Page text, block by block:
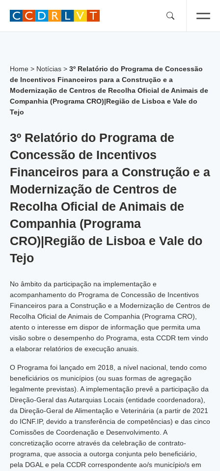
Home > Notícias > 3º Relatório do Programa de Concessão
de Incentivos Financeiros para a Construção e a
Modernização de Centros de Recolha Oficial de Animais de
Companhia (Programa CRO)|Região de Lisboa e Vale do
Tejo
3º Relatório do Programa de
Concessão de Incentivos
Financeiros para a Construção e a
Modernização de Centros de
Recolha Oficial de Animais de
Companhia (Programa
CRO)|Região de Lisboa e Vale do
Tejo
No âmbito da participação na implementação e
acompanhamento do Programa de Concessão de Incentivos
Financeiros para a Construção e a Modernização de Centros de
Recolha Oficial de Animais de Companhia (Programa CRO),
atento o interesse em dispor de informação que permita uma
visão sobre o desempenho do Programa, esta CCDR tem vindo
a elaborar relatórios de execução anuais.
O Programa foi lançado em 2018, a nível nacional, tendo como
beneficiários os municípios (ou suas formas de agregação
legalmente previstas). A implementação prevê a participação da
Direção-Geral das Autarquias Locais (entidade coordenadora),
da Direção-Geral de Alimentação e Veterinária (a partir de 2021
do ICNF.IP, devido a transferência de competências) e das cinco
Comissões de Coordenação e Desenvolvimento. A
concretização ocorre através da celebração de contrato-
programa, que associa a outorga conjunta pelo beneficiário,
pela DGAL e pela CCDR correspondente ao/s município/s em